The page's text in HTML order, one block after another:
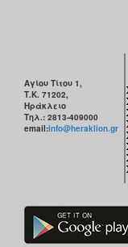
Αγίου Τίτου 1,
Τ.Κ. 71202,
Ηράκλειο
Τηλ.: 2813-409000
email:info@heraklion.gr